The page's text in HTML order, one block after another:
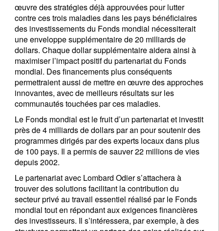
œuvre des stratégies déjà approuvées pour lutter
contre ces trois maladies dans les pays bénéficiaires
des investissements du Fonds mondial nécessiterait
une enveloppe supplémentaire de 20 milliards de
dollars. Chaque dollar supplémentaire aidera ainsi à
maximiser l’impact positif du partenariat du Fonds
mondial. Des financements plus conséquents
permettraient aussi de mettre en œuvre des approches
innovantes, avec de meilleurs résultats sur les
communautés touchées par ces maladies.
Le Fonds mondial est le fruit d’un partenariat et investit
près de 4 milliards de dollars par an pour soutenir des
programmes dirigés par des experts locaux dans plus
de 100 pays. Il a permis de sauver 22 millions de vies
depuis 2002.
Le partenariat avec Lombard Odier s’attachera à
trouver des solutions facilitant la contribution du
secteur privé au travail essentiel réalisé par le Fonds
mondial tout en répondant aux exigences financières
des investisseurs. Il s’intéressera, par exemple, à des